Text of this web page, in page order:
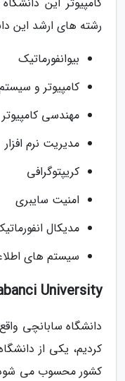
رشته های ارشد این
بیوانفورماتیک
کامپیوتر و
مهندسی کامپیوتر
مدیریت نرم افزار
کریپتوگرافی
امنیت سایبری
مدیکال
سیستم های
University
دانشگاه سابانچی
کردیم، یکی از